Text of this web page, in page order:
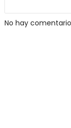
No hay